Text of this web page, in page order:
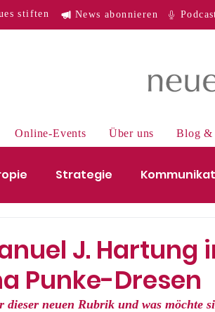
stiften News abonnieren
Online-Events Über uns Blog &
Strategie
J.
Punke-Dresen
dieser neuen Rubrik und was möchte